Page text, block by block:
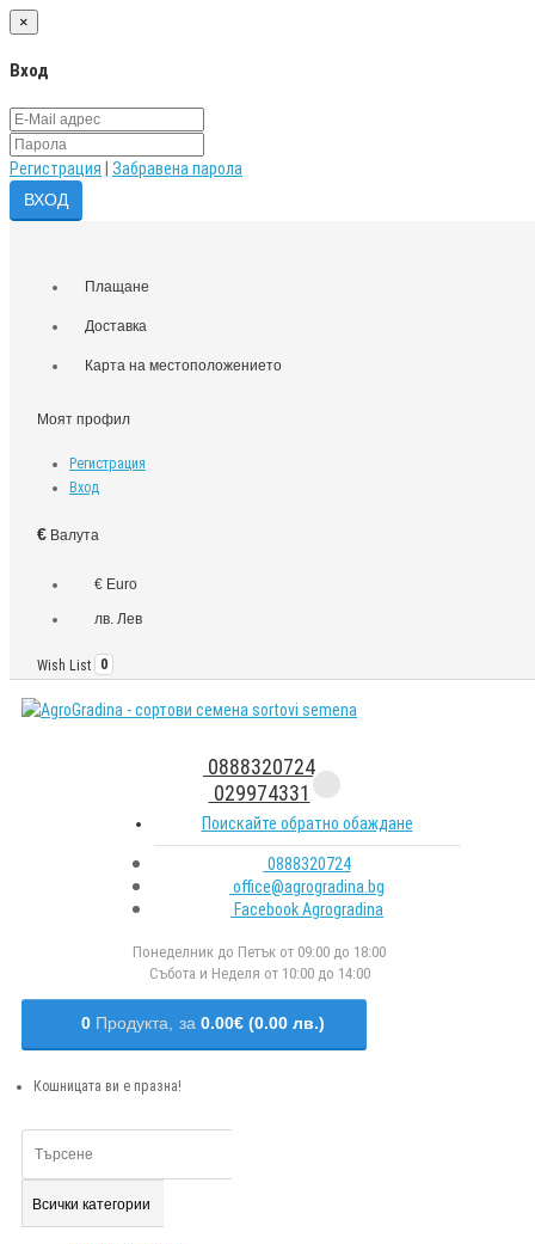
×
Вход
Регистрация Забравена парола
Плащане
Доставка
Карта на местоположението
Моят профил
Регистрация
Вход
€ Валута
€ Euro
лв. Лев
Wish List 0
0888320724
029974331
Поискайте обратно обаждане
0888320724
office@agrogradina.bg
Facebook Agrogradina
Понеделник до Петък от 09:00 до 18:00
Събота и Неделя от 10:00 до 14:00
0 Продукта, за 0.00€ (0.00 лв.)
Кошницата ви е празна!
Всички категории